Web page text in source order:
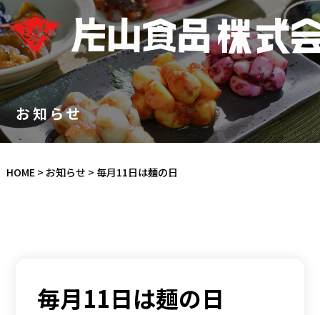
お知らせ
HOME> お知らせ > 毎月11日は麺の日
毎月11日は麺の日